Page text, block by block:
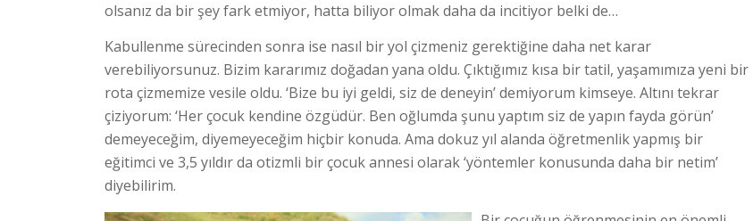
olsanız da bir şey fark etmiyor, hatta biliyor olmak daha da incitiyor belki de…
Kabullenme sürecinden sonra ise nasıl bir yol çizmeniz gerektiğine daha net karar
verebiliyorsunuz. Bizim kararımız doğadan yana oldu. Çıktığımız kısa bir tatil, yaşamımıza yeni bir
rota çizmemize vesile oldu. ‘Bize bu iyi geldi, siz de deneyin’ demiyorum kimseye. Altını tekrar
çiziyorum: ‘Her çocuk kendine özgüdür. Ben oğlumda şunu yaptım siz de yapın fayda görün’
demeyeceğim, diyemeyeceğim hiçbir konuda. Ama dokuz yıl alanda öğretmenlik yapmış bir
eğitimci ve 3,5 yıldır da otizmli bir çocuk annesi olarak ‘yöntemler konusunda daha bir netim’
diyebilirim.